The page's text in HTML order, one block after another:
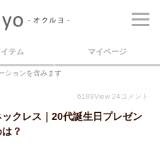
テム マイページ
ションを含みます
6189View 24 コメント
クレス｜20代誕生日プレゼン
？